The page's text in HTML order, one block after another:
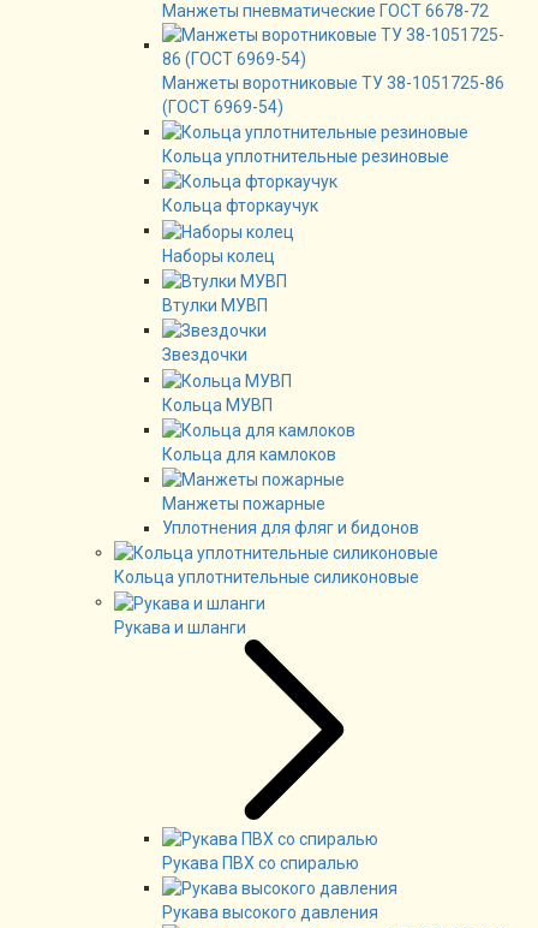
Манжеты пневматические ГОСТ 6678-72
Манжеты воротниковые ТУ 38-1051725-86
(ГОСТ 6969-54)
Кольца уплотнительные резиновые
Кольца фторкаучук
Наборы колец
Втулки МУВП
Звездочки
Кольца МУВП
Кольца для камлоков
Манжеты пожарные
Уплотнения для фляг и бидонов
Кольца уплотнительные силиконовые
Рукава и шланги
Рукава ПВХ со спиралью
Рукава высокого давления